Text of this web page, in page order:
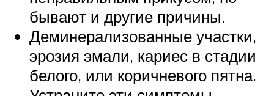
бывают и другие причины.
Деминерализованные участки,
эрозия эмали, кариес в стадии
белого, или коричневого пятна.